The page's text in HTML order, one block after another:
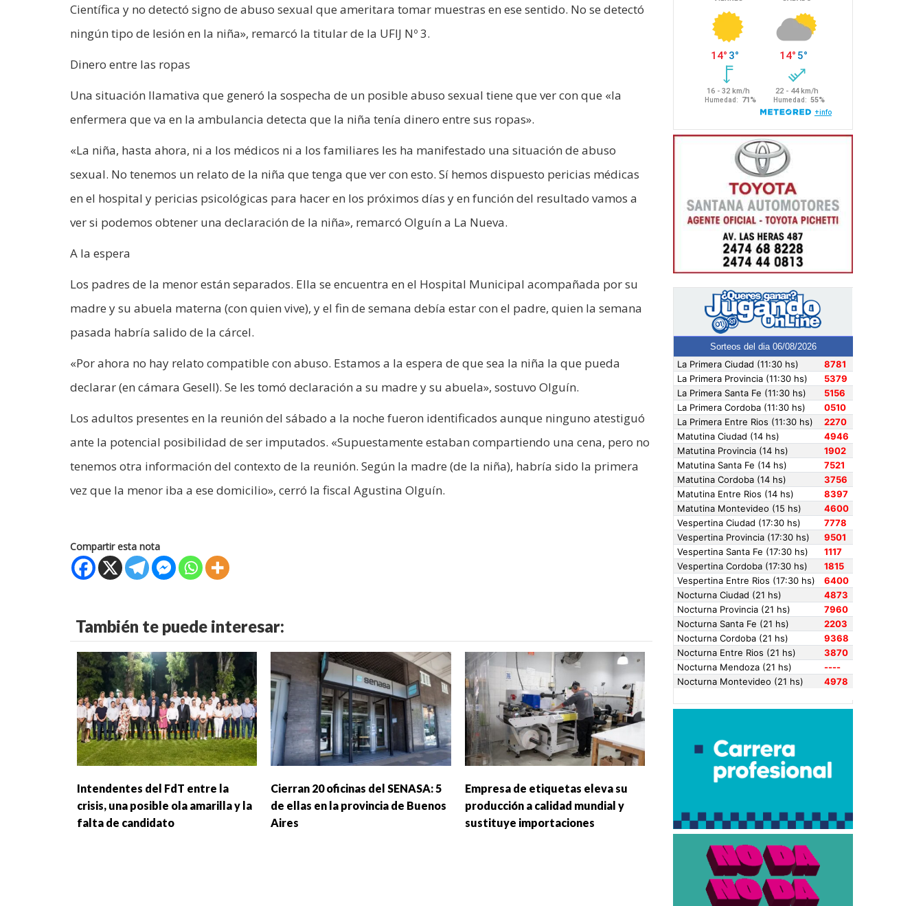
Científica y no detectó signo de abuso sexual que ameritara tomar muestras en ese sentido. No se detectó
ningún tipo de lesión en la niña», remarcó la titular de la UFIJ Nº 3.
Dinero entre las ropas
Una situación llamativa que generó la sospecha de un posible abuso sexual tiene que ver con que «la
enfermera que va en la ambulancia detecta que la niña tenía dinero entre sus ropas».
«La niña, hasta ahora, ni a los médicos ni a los familiares les ha manifestado una situación de abuso
sexual. No tenemos un relato de la niña que tenga que ver con esto. Sí hemos dispuesto pericias médicas
en el hospital y pericias psicológicas para hacer en los próximos días y en función del resultado vamos a
ver si podemos obtener una declaración de la niña», remarcó Olguín a La Nueva.
A la espera
Los padres de la menor están separados. Ella se encuentra en el Hospital Municipal acompañada por su
madre y su abuela materna (con quien vive), y el fin de semana debía estar con el padre, quien la semana
pasada habría salido de la cárcel.
«Por ahora no hay relato compatible con abuso. Estamos a la espera de que sea la niña la que pueda
declarar (en cámara Gesell). Se les tomó declaración a su madre y su abuela», sostuvo Olguín.
Los adultos presentes en la reunión del sábado a la noche fueron identificados aunque ninguno atestiguó
ante la potencial posibilidad de ser imputados. «Supuestamente estaban compartiendo una cena, pero no
tenemos otra información del contexto de la reunión. Según la madre (de la niña), habría sido la primera
vez que la menor iba a ese domicilio», cerró la fiscal Agustina Olguín.
Compartir esta nota
También te puede interesar:
Intendentes del FdT entre la
crisis, una posible ola amarilla y la
falta de candidato
Cierran 20 oficinas del SENASA: 5
de ellas en la provincia de Buenos
Aires
Empresa de etiquetas eleva su
producción a calidad mundial y
sustituye importaciones